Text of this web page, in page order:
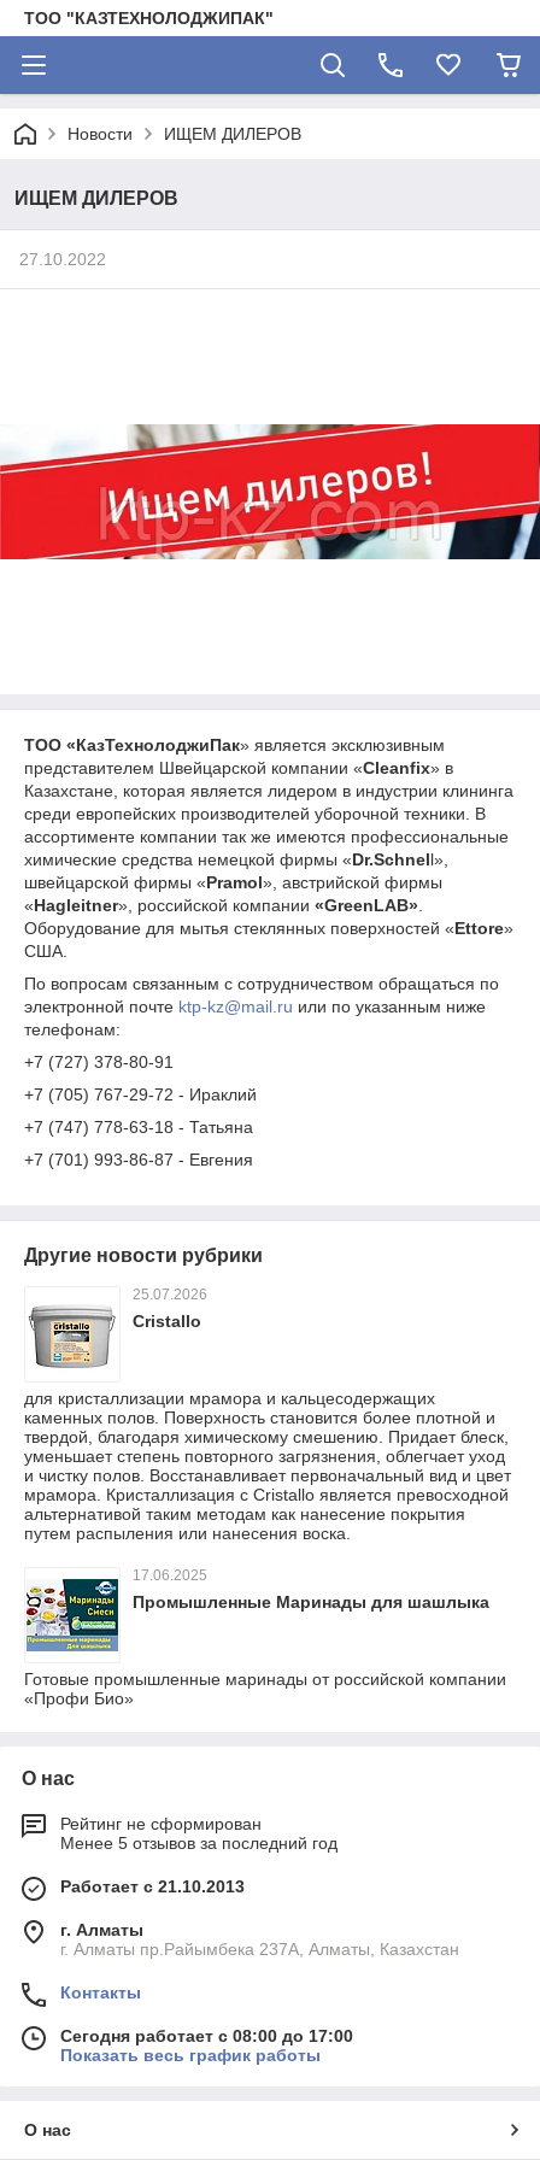
ТОО "КАЗТЕХНОЛОДЖИПАК"
Новости ИЩЕМ ДИЛЕРОВ
ИЩЕМ ДИЛЕРОВ
27.10.2022
ТОО «КазТехнолоджиПак» является эксклюзивным
представителем Швейцарской компании «Cleanfix» в
Казахстане, которая является лидером в индустрии клининга
среди европейских производителей уборочной техники. В
ассортименте компании так же имеются профессиональные
химические средства немецкой фирмы «Dr.Schnell»,
швейцарской фирмы «Pramol», австрийской фирмы
«Hagleitner», российской компании «GreenLAB»
Оборудование для мытья стеклянных поверхностей «Ettore»
США.
По вопросам связанным с сотрудничеством обращаться по
электронной почте ktp-kz@mail.ru или по указанным ниже
телефонам:
+7 (727) 378-80-91
+7 (705) 767-29-72 - Ираклий
+7 (747) 778-63-18 - Татьяна
+7 (701) 993-86-87 - Евгения
Другие новости рубрики
25.07.2026
Cristallo
для кристаллизации мрамора и кальцесодержащих
каменных полов. Поверхность становится более плотной и
твердой, благодаря химическому смешению. Придает блеск,
уменьшает степень повторного загрязнения, облегчает уход
и чистку полов. Восстанавливает первоначальный вид и цвет
мрамора. Кристаллизация с Сristallo является превосходной
альтернативой таким методам как нанесение покрытия
путем распыления или нанесения воска.
17.06.2025
Промышленные Маринады для шашлыка
Готовые промышленные маринады от российской компании
«Профи Био»
О нас
Рейтинг не сформирован
Менее 5 отзывов за последний год
Работает с 21.10.2013
г. Алматы
г. Алматы пр.Райымбека 237А, Алматы, Казахстан
Контакты
Сегодня работает с 08:00 до 17:00
Показать весь график работы
О нас